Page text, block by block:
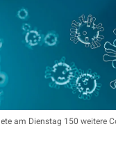
am Dienstag 150 weitere